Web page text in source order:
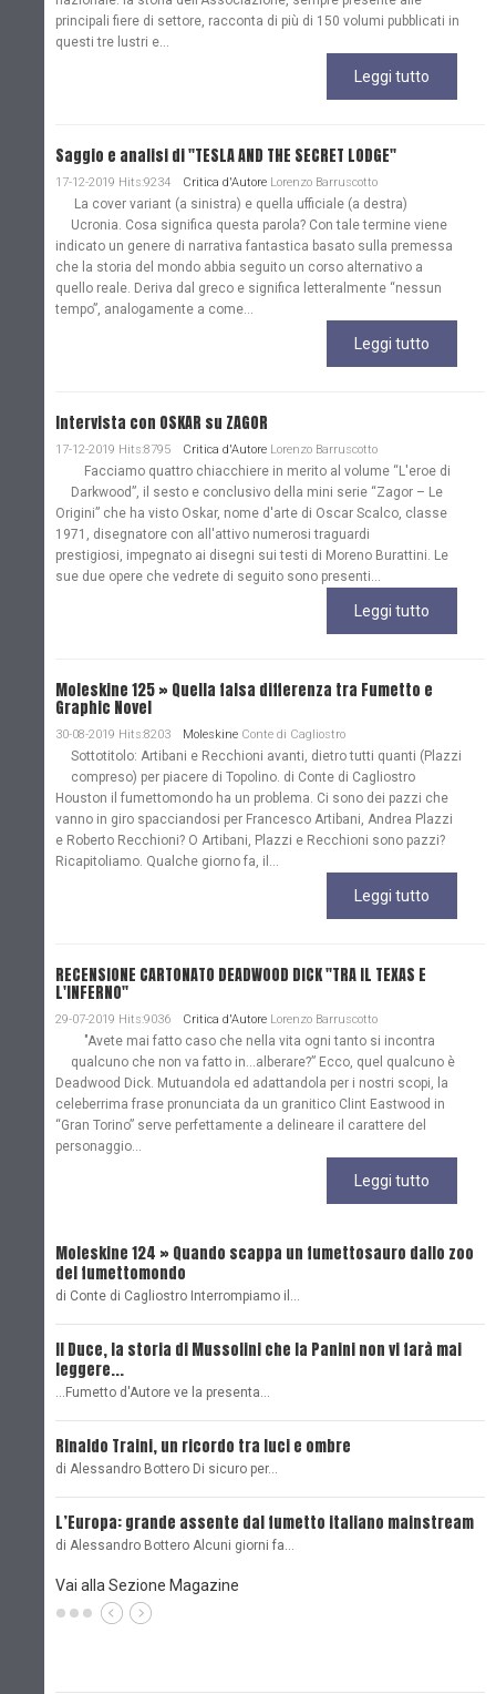
principali fiere di settore, racconta di più di 150 volumi pubblicati in
questi tre lustri e...
Leggi tutto
Saggio e analisi di "TESLA AND THE SECRET LODGE"
17-12-2019 Hits:9234 Critica d'Autore Lorenzo Barruscotto
La cover variant (a sinistra) e quella ufficiale (a destra)
Ucronia. Cosa significa questa parola? Con tale termine viene
indicato un genere di narrativa fantastica basato sulla premessa
che la storia del mondo abbia seguito un corso alternativo a
quello reale. Deriva dal greco e significa letteralmente “nessun
tempo”, analogamente a come...
Leggi tutto
Intervista con OSKAR su ZAGOR
17-12-2019 Hits:8795 Critica d'Autore Lorenzo Barruscotto
Facciamo quattro chiacchiere in merito al volume “L'eroe di
Darkwood”, il sesto e conclusivo della mini serie “Zagor – Le
Origini” che ha visto Oskar, nome d'arte di Oscar Scalco, classe
1971, disegnatore con all'attivo numerosi traguardi
prestigiosi, impegnato ai disegni sui testi di Moreno Burattini. Le
sue due opere che vedrete di seguito sono presenti...
Leggi tutto
Moleskine 125 » Quella falsa differenza tra Fumetto e
Graphic Novel
30-08-2019 Hits:8203 Moleskine Conte di Cagliostro
Sottotitolo: Artibani e Recchioni avanti, dietro tutti quanti (Plazzi
compreso) per piacere di Topolino. di Conte di Cagliostro
Houston il fumettomondo ha un problema. Ci sono dei pazzi che
vanno in giro spacciandosi per Francesco Artibani, Andrea Plazzi
e Roberto Recchioni? O Artibani, Plazzi e Recchioni sono pazzi?
Ricapitoliamo. Qualche giorno fa, il...
Leggi tutto
RECENSIONE CARTONATO DEADWOOD DICK "TRA IL TEXAS E
L'INFERNO"
29-07-2019 Hits:9036 Critica d'Autore Lorenzo Barruscotto
"Avete mai fatto caso che nella vita ogni tanto si incontra
qualcuno che non va fatto in…alberare?” Ecco, quel qualcuno è
Deadwood Dick. Mutuandola ed adattandola per i nostri scopi, la
celeberrima frase pronunciata da un granitico Clint Eastwood in
“Gran Torino” serve perfettamente a delineare il carattere del
personaggio...
Leggi tutto
Moleskine 124 » Quando scappa un fumettosauro dallo zoo
del fumettomondo
di Conte di Cagliostro Interrompiamo il…
Il Duce, la storia di Mussolini che la Panini non vi farà mai
leggere...
...Fumetto d'Autore ve la presenta…
Rinaldo Traini, un ricordo tra luci e ombre
di Alessandro Bottero Di sicuro per…
L’Europa: grande assente dal fumetto italiano mainstream
di Alessandro Bottero Alcuni giorni fa…
Vai alla Sezione Magazine